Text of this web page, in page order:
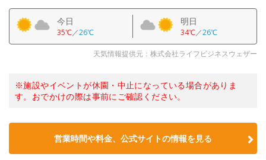
今日
35℃／26℃
明日
34℃／26℃
天気情報提供元：株式会社ライフビジネスウェザー
※施設やイベントが休園・中止になっている場合がありま
す。おでかけの際は事前にご確認ください。
営業時間や料金、公式サイトの情報を見る